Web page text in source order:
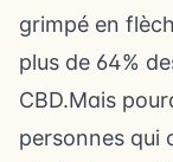
grimpé en
plus de 64%
CBD.Mais
personnes qui